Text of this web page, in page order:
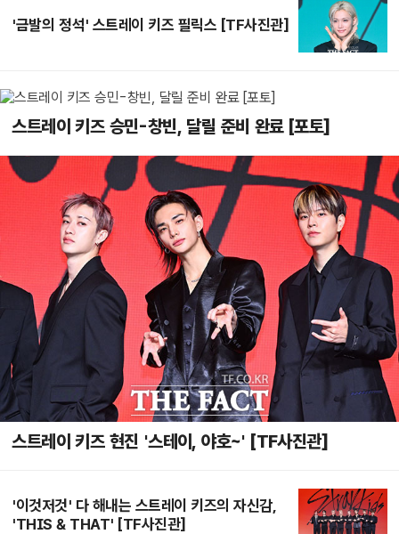
'금발의 정석' 스트레이 키즈 필릭스 [TF사진관]
스트레이 키즈 승민-창빈, 달릴 준비 완료 [포토]
스트레이 키즈 현진 '스테이, 야호~' [TF사진관]
'이것저것' 다 해내는 스트레이 키즈의 자신감,
'THIS & THAT' [TF사진관]